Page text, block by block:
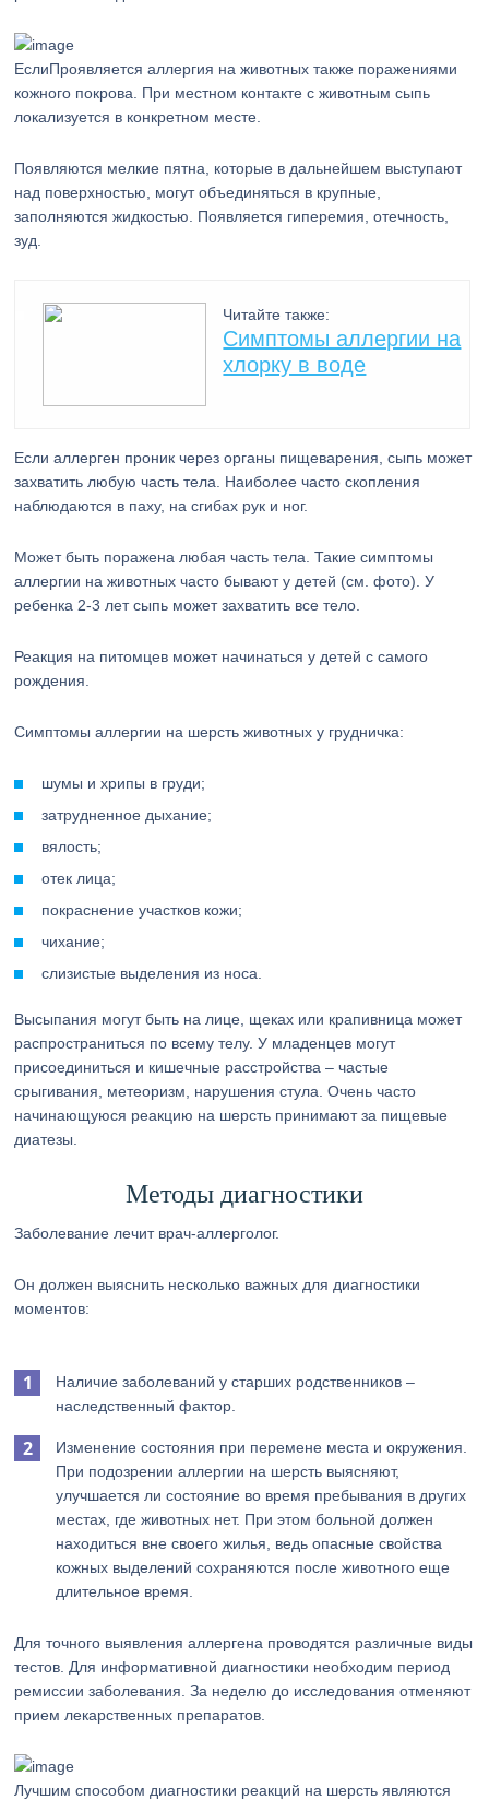
ЕслиПроявляется аллергия на животных также поражениями
кожного покрова. При местном контакте с животным сыпь
локализуется в конкретном месте.
Появляются мелкие пятна, которые в дальнейшем выступают
над поверхностью, могут объединяться в крупные,
заполняются жидкостью. Появляется гиперемия, отечность,
зуд.
Читайте также:
Симптомы аллергии на
хлорку в воде
Если аллерген проник через органы пищеварения, сыпь может
захватить любую часть тела. Наиболее часто скопления
наблюдаются в паху, на сгибах рук и ног.
Может быть поражена любая часть тела. Такие симптомы
аллергии на животных часто бывают у детей (см. фото). У
ребенка 2-3 лет сыпь может захватить все тело.
Реакция на питомцев может начинаться у детей с самого
рождения.
Симптомы аллергии на шерсть животных у грудничка:
шумы и хрипы в груди;
затрудненное дыхание;
вялость;
отек лица;
покраснение участков кожи;
чихание;
слизистые выделения из носа.
Высыпания могут быть на лице, щеках или крапивница может
распространиться по всему телу. У младенцев могут
присоединиться и кишечные расстройства – частые
срыгивания, метеоризм, нарушения стула. Очень часто
начинающуюся реакцию на шерсть принимают за пищевые
диатезы.
Методы диагностики
Заболевание лечит врач-аллерголог.
Он должен выяснить несколько важных для диагностики
моментов:
Наличие заболеваний у старших родственников –
наследственный фактор.
Изменение состояния при перемене места и окружения.
При подозрении аллергии на шерсть выясняют,
улучшается ли состояние во время пребывания в других
местах, где животных нет. При этом больной должен
находиться вне своего жилья, ведь опасные свойства
кожных выделений сохраняются после животного еще
длительное время.
Для точного выявления аллергена проводятся различные виды
тестов. Для информативной диагностики необходим период
ремиссии заболевания. За неделю до исследования отменяют
прием лекарственных препаратов.
Лучшим способом диагностики реакций на шерсть являются